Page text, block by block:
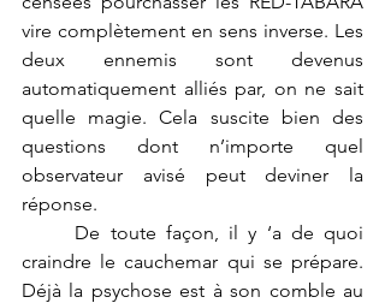
vire complètement en sens inverse. Les
deux ennemis sont devenus
automatiquement alliés par, on ne sait
quelle magie. Cela suscite bien des
questions dont n’importe quel
observateur avisé peut deviner la
réponse.
craindre le cauchemar qui se prépare.
Déjà la psychose est à son comble au